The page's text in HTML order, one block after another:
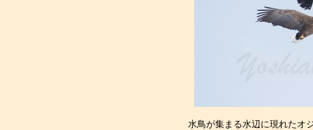
水鳥が集まる水辺に現れたオ